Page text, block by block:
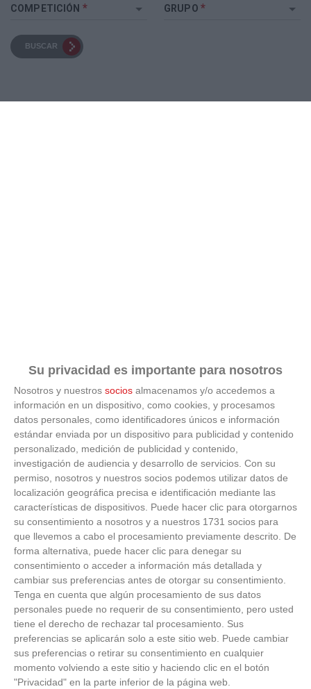
Su privacidad es importante para nosotros
Nosotros y nuestros socios almacenamos y/o accedemos a
información en un dispositivo, como cookies, y procesamos
datos personales, como identificadores únicos e información
estándar enviada por un dispositivo para publicidad y contenido
personalizado, medición de publicidad y contenido,
investigación de audiencia y desarrollo de servicios. Con su
permiso, nosotros y nuestros socios podemos utilizar datos de
localización geográfica precisa e identificación mediante las
características de dispositivos. Puede hacer clic para otorgarnos
su consentimiento a nosotros y a nuestros 1731 socios para
que llevemos a cabo el procesamiento previamente descrito. De
forma alternativa, puede hacer clic para denegar su
consentimiento o acceder a información más detallada y
cambiar sus preferencias antes de otorgar su consentimiento.
Tenga en cuenta que algún procesamiento de sus datos
personales puede no requerir de su consentimiento, pero usted
tiene el derecho de rechazar tal procesamiento. Sus
preferencias se aplicarán solo a este sitio web. Puede cambiar
sus preferencias o retirar su consentimiento en cualquier
momento volviendo a este sitio y haciendo clic en el botón
"Privacidad" en la parte inferior de la página web.
COMPETICIÓN * GRUPO *
BUSCAR
Patrocinador Técnico Oficial
Patrocinador Oficial